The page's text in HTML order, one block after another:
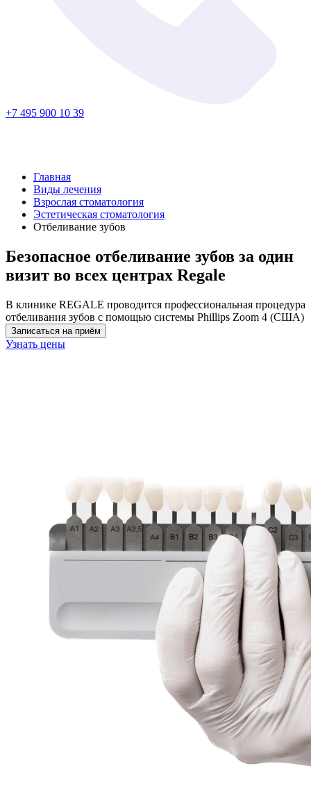
+7 495 900 10 39
Главная
Виды лечения
Взрослая стоматология
Эстетическая стоматология
Отбеливание зубов
Безопасное отбеливание зубов за один
визит во всех центрах Regale
В клинике REGALE проводится профессиональная процедура
отбеливания зубов с помощью системы Phillips Zoom 4 (США)
Записаться на приём
Узнать цены